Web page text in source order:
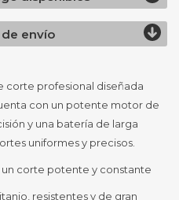
de envío
corte profesional diseñada
con un potente motor de
y una batería de larga
uniformes y precisos.
un corte potente y constante
resistentes y de gran